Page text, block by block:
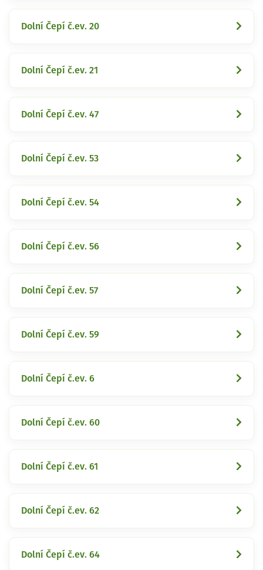
Dolní Čepí č.ev. 20
Dolní Čepí č.ev. 21
Dolní Čepí č.ev. 47
Dolní Čepí č.ev. 53
Dolní Čepí č.ev. 54
Dolní Čepí č.ev. 56
Dolní Čepí č.ev. 57
Dolní Čepí č.ev. 59
Dolní Čepí č.ev. 6
Dolní Čepí č.ev. 60
Dolní Čepí č.ev. 61
Dolní Čepí č.ev. 62
Dolní Čepí č.ev. 64